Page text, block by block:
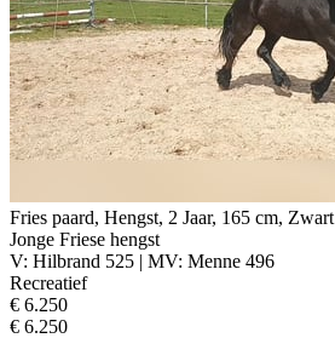
Fries paard, Hengst, 2 Jaar, 165 cm, Zwart
Jonge Friese hengst
V: Hilbrand 525 | MV: Menne 496
Recreatief
€ 6.250
€ 6.250